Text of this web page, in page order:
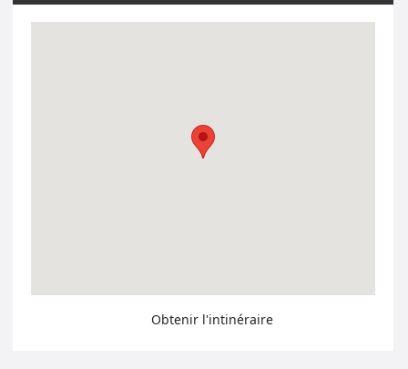
Obtenir l'intinéraire